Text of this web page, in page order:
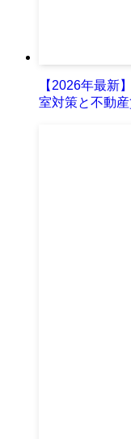
【2026年最新
室対策と不動